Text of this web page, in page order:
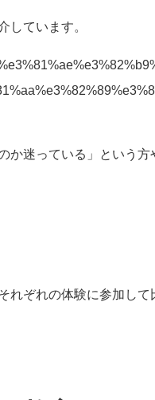
しています。
か迷っている」という
ぞれの体験に参加して